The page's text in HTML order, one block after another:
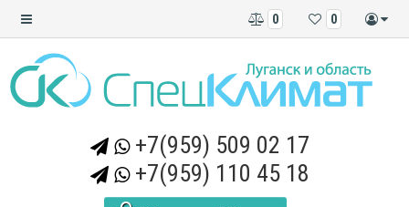
0
0
+7(959) 509 02 17
+7(959) 110 45 18